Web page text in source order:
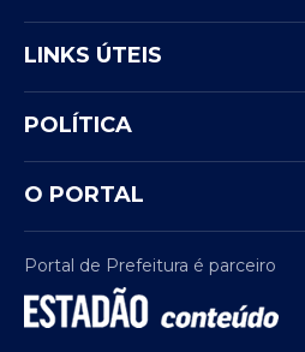
LINKS ÚTEIS
POLÍTICA
O PORTAL
Portal de Prefeitura é parceiro